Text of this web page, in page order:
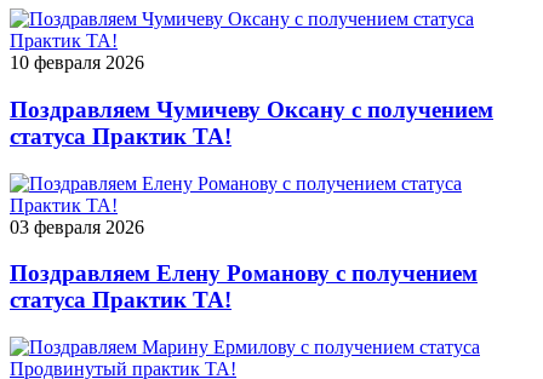
10 февраля 2026
Поздравляем Чумичеву Оксану с получением
статуса Практик ТА!
03 февраля 2026
Поздравляем Елену Романову с получением
статуса Практик ТА!